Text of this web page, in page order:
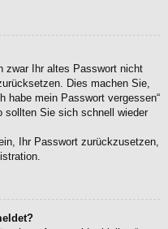
zwar Ihr altes Passwort nicht
Dies machen Sie,
habe mein Passwort vergessen“
sollten Sie sich schnell wieder
Ihr Passwort zurückzusetzen,